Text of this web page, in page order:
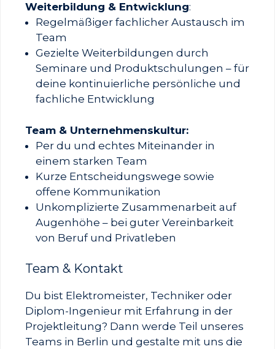
Weiterbildung & Entwicklung:
Regelmäßiger fachlicher Austausch im
Team
Gezielte Weiterbildungen durch
Seminare und Produktschulungen – für
deine kontinuierliche persönliche und
fachliche Entwicklung
Team & Unternehmenskultur:
Per du und echtes Miteinander in
einem starken Team
Kurze Entscheidungswege sowie
offene Kommunikation
Unkomplizierte Zusammenarbeit auf
Augenhöhe – bei guter Vereinbarkeit
von Beruf und Privatleben
Team & Kontakt
Du bist Elektromeister, Techniker oder
Diplom-Ingenieur mit Erfahrung in der
Projektleitung? Dann werde Teil unseres
Teams in Berlin und gestalte mit uns die